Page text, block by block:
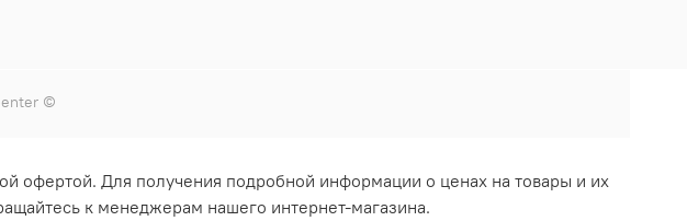
©
офертой. Для получения подробной информации о ценах на товары и их
к менеджерам нашего интернет-магазина.